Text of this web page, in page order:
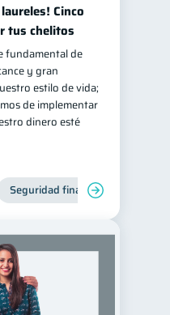
Cinco
tus chelitos
fundamental de
y gran
estilo de vida;
de implementar
dinero esté
Seguridad financiera